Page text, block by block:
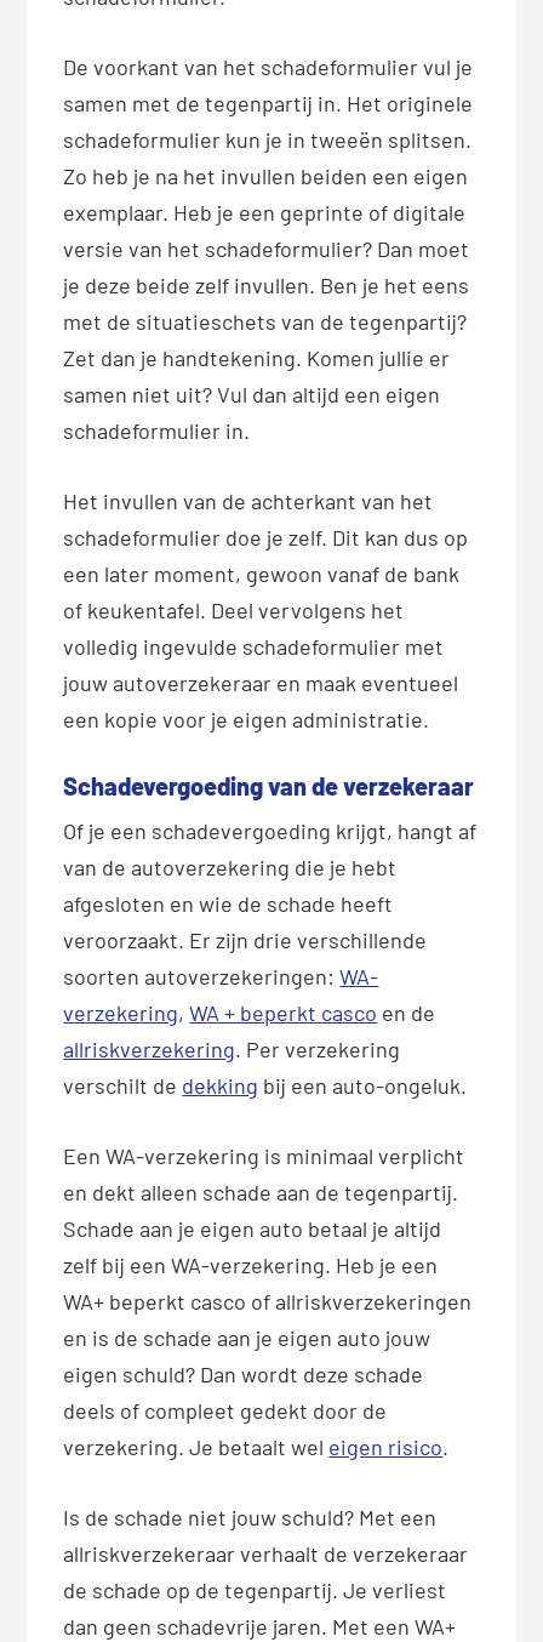
De voorkant van het schadeformulier vul je
samen met de tegenpartij in. Het originele
schadeformulier kun je in tweeën splitsen.
Zo heb je na het invullen beiden een eigen
exemplaar. Heb je een geprinte of digitale
versie van het schadeformulier? Dan moet
je deze beide zelf invullen. Ben je het eens
met de situatieschets van de tegenpartij?
Zet dan je handtekening. Komen jullie er
samen niet uit? Vul dan altijd een eigen
schadeformulier in.
Het invullen van de achterkant van het
schadeformulier doe je zelf. Dit kan dus op
een later moment, gewoon vanaf de bank
of keukentafel. Deel vervolgens het
volledig ingevulde schadeformulier met
jouw autoverzekeraar en maak eventueel
een kopie voor je eigen administratie.
Schadevergoeding van de verzekeraar
Of je een schadevergoeding krijgt, hangt af
van de autoverzekering die je hebt
afgesloten en wie de schade heeft
veroorzaakt. Er zijn drie verschillende
soorten autoverzekeringen:WA-
verzekering,WA + beperkt casco en de
allriskverzekering. Per verzekering
verschilt de dekking bij een auto-ongeluk.
Een WA-verzekering is minimaal verplicht
en dekt alleen schade aan de tegenpartij.
Schade aan je eigen auto betaal je altijd
zelf bij een WA-verzekering. Heb je een
WA+ beperkt casco of allriskverzekeringen
en is de schade aan je eigen auto jouw
eigen schuld? Dan wordt deze schade
deels of compleet gedekt door de
verzekering. Je betaalt wel eigen risico.
Is de schade niet jouw schuld? Met een
allriskverzekeraar verhaalt de verzekeraar
de schade op de tegenpartij. Je verliest
dan geen schadevrije jaren. Met een WA+